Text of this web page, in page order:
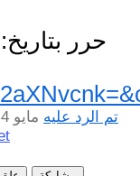
حرر بتاريخ: 13.03.2017
تم الرد عليه مايو 4، 2022